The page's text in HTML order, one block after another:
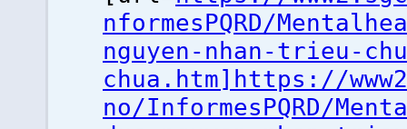
nformesPQRD/
nguyen-nhan-trieu-
chua.htm]https://
no/InformesPQRD/